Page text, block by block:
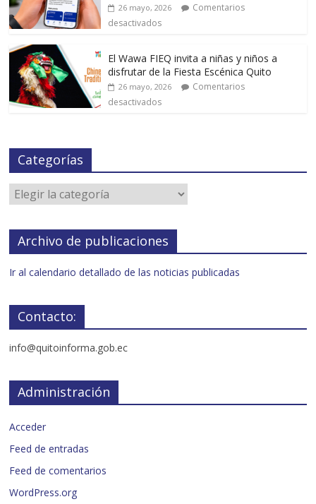
26 mayo, 2026
Comentarios
desactivados
El Wawa FIEQ invita a niñas y niños a
disfrutar de la Fiesta Escénica Quito
26 mayo, 2026
Comentarios
desactivados
Categorías
Archivo de publicaciones
Ir al calendario detallado de las noticias publicadas
Contacto:
info@quitoinforma.gob.ec
Administración
Acceder
Feed de entradas
Feed de comentarios
WordPress.org